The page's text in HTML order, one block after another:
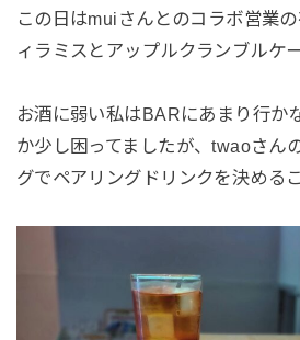
この日はmuiさんとのコラボ営業
ィラミスとアップルクランブルケ
お酒に弱い私はBARにあまり行か
か少し困ってましたが、twaoさん
グでペアリングドリンクを決める